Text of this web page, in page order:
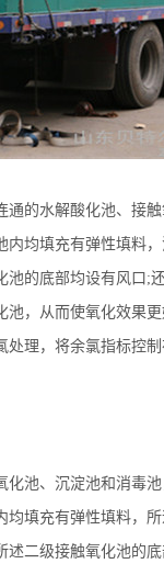
的水解酸化池、接
均填充有弹性填料
池的底部均设有风口 ;
，从而使氧化效果
理，将余氯指标控
池、沉淀池和消毒
填充有弹性填料，
二级接触氧化池的